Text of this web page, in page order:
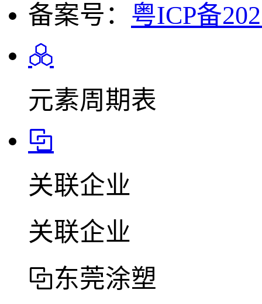
备案号： 粤ICP备
元素周期表
关联企业
关联企业
东莞涂塑